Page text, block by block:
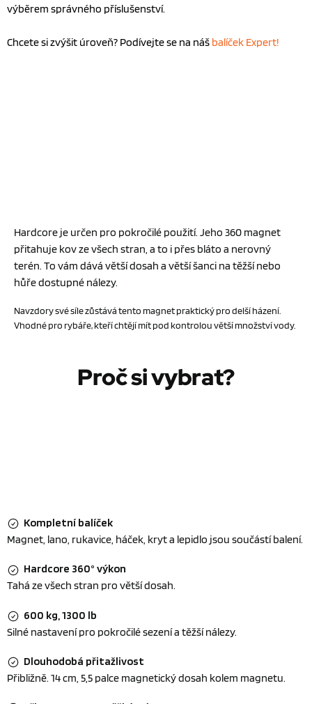
výběrem správného příslušenství.
Chcete si zvýšit úroveň? Podívejte se na náš balíček Expert!
Hardcore je určen pro pokročilé použití. Jeho 360 magnet
přitahuje kov ze všech stran, a to i přes bláto a nerovný
terén. To vám dává větší dosah a větší šanci na těžší nebo
hůře dostupné nálezy.
Navzdory své síle zůstává tento magnet praktický pro delší házení.
Vhodné pro rybáře, kteří chtějí mít pod kontrolou větší množství vody.
Proč si vybrat?
Kompletní balíček
Magnet, lano, rukavice, háček, kryt a lepidlo jsou součástí balení.
Hardcore 360° výkon
Tahá ze všech stran pro větší dosah.
600 kg, 1300 lb
Silné nastavení pro pokročilé sezení a těžší nálezy.
Dlouhodobá přitažlivost
Přibližně. 14 cm, 5,5 palce magnetický dosah kolem magnetu.